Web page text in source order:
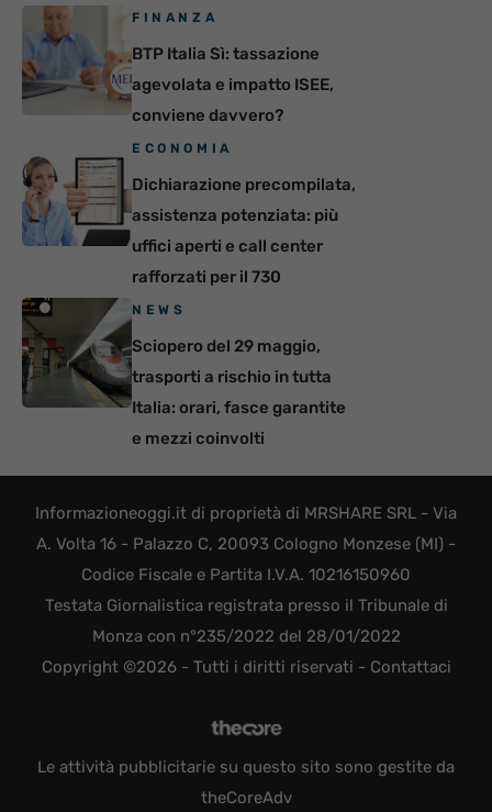
FINANZA
BTP Italia Sì: tassazione
agevolata e impatto ISEE,
conviene davvero?
ECONOMIA
Dichiarazione precompilata,
assistenza potenziata: più
uffici aperti e call center
rafforzati per il 730
NEWS
Sciopero del 29 maggio,
trasporti a rischio in tutta
Italia: orari, fasce garantite
e mezzi coinvolti
Informazioneoggi.it di proprietà di MRSHARE SRL - Via
A. Volta 16 - Palazzo C, 20093 Cologno Monzese (MI) -
Codice Fiscale e Partita I.V.A. 10216150960
Testata Giornalistica registrata presso il Tribunale di
Monza con n°235/2022 del 28/01/2022
Copyright ©2026 - Tutti i diritti riservati - Contattaci
Le attività pubblicitarie su questo sito sono gestite da
theCoreAdv